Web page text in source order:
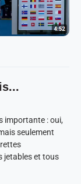
importante : oui,
seulement
jetables et tous